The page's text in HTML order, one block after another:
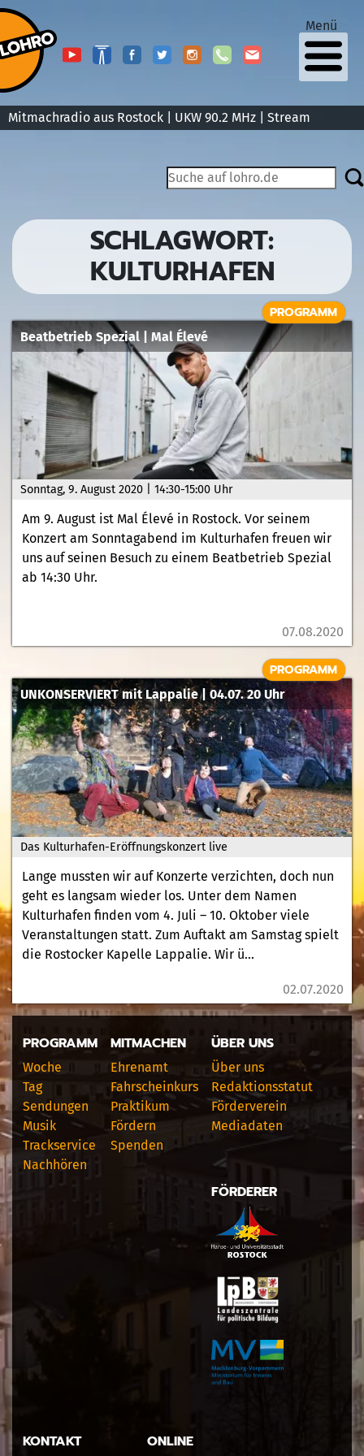
Mitmachradio aus Rostock | UKW 90.2 MHz | Stream
Menü
SCHLAGWORT:
KULTURHAFEN
Sonntag, 9. August 2020 | 14:30-15:00 Uhr
Beatbetrieb Spezial | Mal Élevé
PROGRAMM
Am 9. August ist Mal Élevé in Rostock. Vor seinem
Konzert am Sonntagabend im Kulturhafen freuen wir
uns auf seinen Besuch zu einem Beatbetrieb Spezial
ab 14:30 Uhr.
07.08.2020
Das Kulturhafen-Eröffnungskonzert live
UNKONSERVIERT mit Lappalie | 04.07. 20 Uhr
PROGRAMM
Lange mussten wir auf Konzerte verzichten, doch nun
geht es langsam wieder los. Unter dem Namen
Kulturhafen finden vom 4. Juli – 10. Oktober viele
Veranstaltungen statt. Zum Auftakt am Samstag spielt
die Rostocker Kapelle Lappalie. Wir ü...
02.07.2020
PROGRAMM
Woche
Tag
Sendungen
Musik
Trackservice
Nachhören
MITMACHEN
Ehrenamt
Fahrscheinkurs
Praktikum
Fördern
Spenden
ÜBER UNS
Über uns
Redaktionsstatut
Förderverein
Mediadaten
FÖRDERER
KONTAKT ONLINE